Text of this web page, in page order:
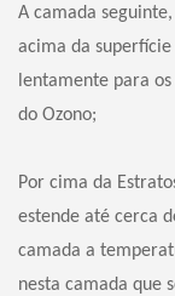
A camada seguinte,
acima da
lentamente para
do Ozono;
Por cima da
estende até cerca
camada a
nesta camada que